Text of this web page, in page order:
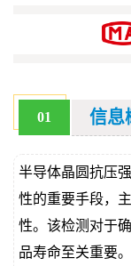
01 信息
半导体晶圆抗压
性的重要手段，
性。该检测对于
品寿命至关重要
伪
查